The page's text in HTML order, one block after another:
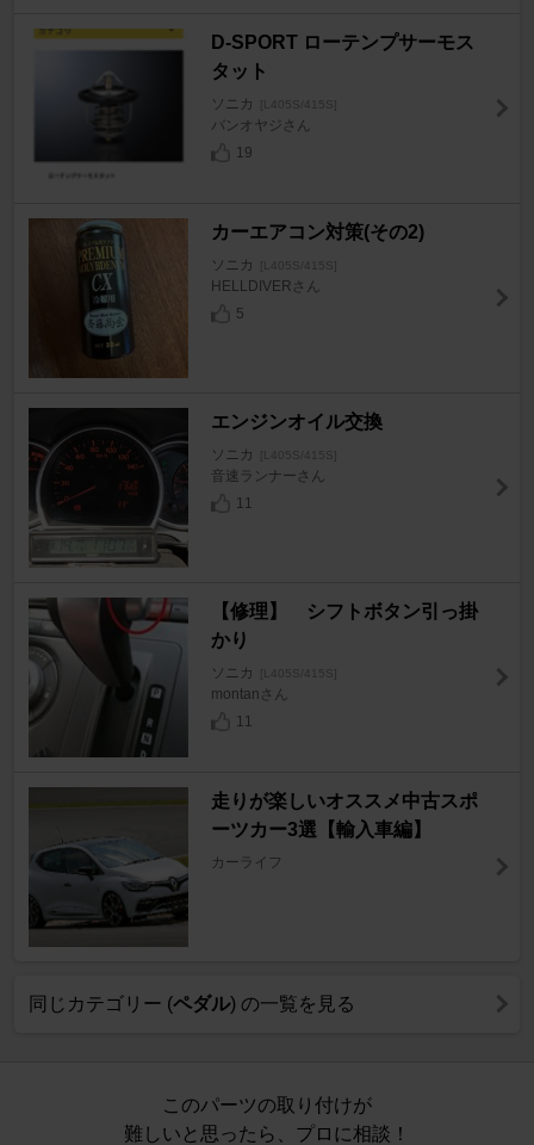
D-SPORT ローテンプサーモス
タット
ソニカ [L405S/415S]
バンオヤジさん
19
カーエアコン対策(その2)
ソニカ [L405S/415S]
HELLDIVERさん
5
エンジンオイル交換
ソニカ [L405S/415S]
音速ランナーさん
11
【修理】 シフトボタン引っ掛
かり
ソニカ [L405S/415S]
montanさん
11
走りが楽しいオススメ中古スポ
ーツカー3選【輸入車編】
カーライフ
同じカテゴリー (ペダル) の一覧を見る
このパーツの取り付けが
難しいと思ったら、プロに相談！